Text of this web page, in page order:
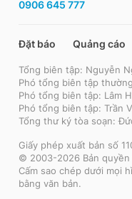
0906 645 777
Đặt báo Quảng cáo
Tổng biên tập: Nguyễn
Phó tổng biên tập
Phó tổng biên tập: Lâm
Phó tổng biên tập: Trần
Tổng thư ký tòa soạn:
Giấy phép xuất bản số
© 2003-2026 Bản quyền
Cấm sao chép dưới mọi
bằng văn bản.